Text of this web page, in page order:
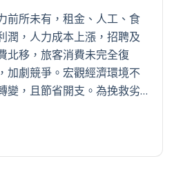
前所未有，租金、人工、食
潤，人力成本上漲，招聘及
北移，旅客消費未完全復
加劇競爭。宏觀經濟環境不
變，且節省開支。為挽救劣…